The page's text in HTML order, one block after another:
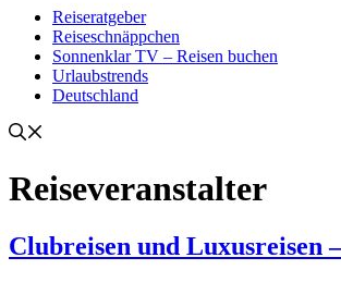
Reiseratgeber
Reiseschnäppchen
Sonnenklar TV – Reisen buchen
Urlaubstrends
Deutschland
Reiseveranstalter
Clubreisen und Luxusreisen